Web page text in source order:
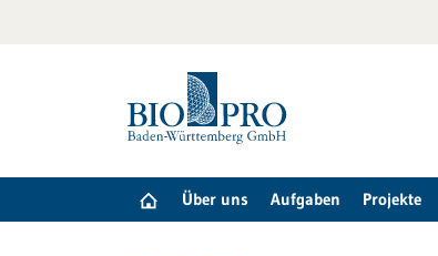
Über uns Aufgaben Projekte